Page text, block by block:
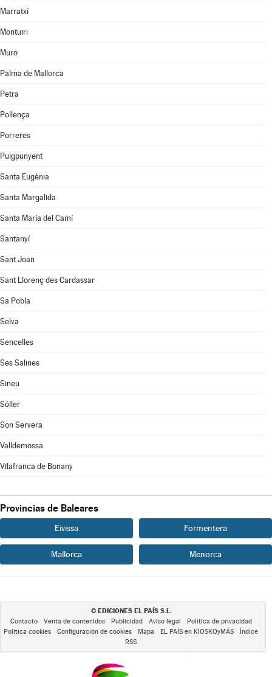
Marratxí
Montuïri
Muro
Palma de Mallorca
Petra
Pollença
Porreres
Puigpunyent
Santa Eugènia
Santa Margalida
Santa María del Camí
Santanyí
Sant Joan
Sant Llorenç des Cardassar
Sa Pobla
Selva
Sencelles
Ses Salines
Sineu
Sóller
Son Servera
Valldemossa
Vilafranca de Bonany
Provincias de Baleares
Eivissa Formentera
Mallorca Menorca
© EDICIONES EL PAÍS S.L.
Contacto Venta de contenidos Publicidad Aviso legal
Política de privacidad
Política cookies
Configuración de cookies Mapa EL PAÍS en KIOSKOyMÁS
Índice
RSS